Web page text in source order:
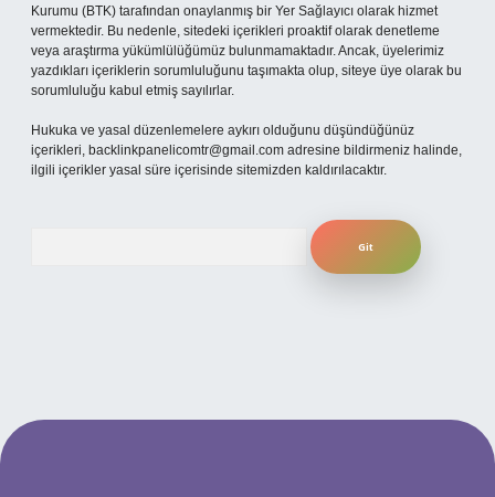
Kurumu (BTK) tarafından onaylanmış bir Yer Sağlayıcı olarak hizmet
vermektedir. Bu nedenle, sitedeki içerikleri proaktif olarak denetleme
veya araştırma yükümlülüğümüz bulunmamaktadır. Ancak, üyelerimiz
yazdıkları içeriklerin sorumluluğunu taşımakta olup, siteye üye olarak bu
sorumluluğu kabul etmiş sayılırlar.
Hukuka ve yasal düzenlemelere aykırı olduğunu düşündüğünüz
içerikleri, backlinkpanelicomtr@gmail.com adresine bildirmeniz halinde,
ilgili içerikler yasal süre içerisinde sitemizden kaldırılacaktır.
giriş